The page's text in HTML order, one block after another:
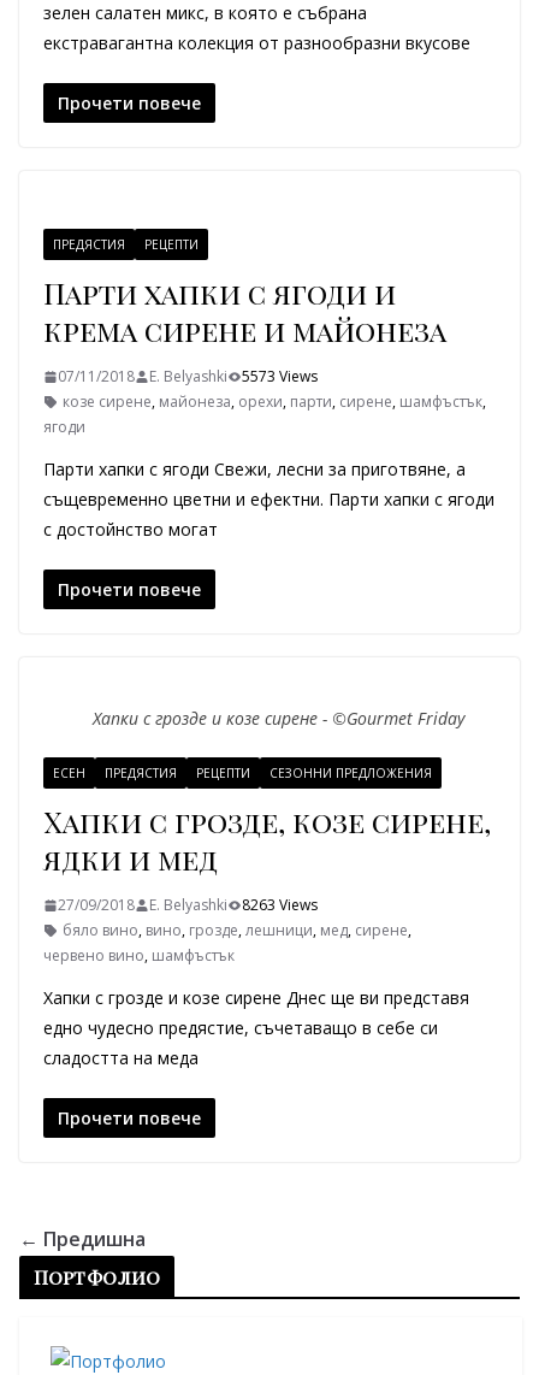
зелен салатен микс, в която е събрана
екстравагантна колекция от разнообразни вкусове
Прочети повече
ПРЕДЯСТИЯ РЕЦЕПТИ
Парти хапки с ягоди и
крема сирене и майонеза
07/11/2018 E. Belyashki
5573 Views
козе сирене, майонеза, орехи, парти, сирене, шамфъстък,
ягоди
Парти хапки с ягоди Свежи, лесни за приготвяне, а
същевременно цветни и ефектни. Парти хапки с ягоди
с достойнство могат
Прочети повече
Хапки с грозде и козе сирене - ©Gourmet Friday
ЕСЕН ПРЕДЯСТИЯ РЕЦЕПТИ СЕЗОННИ ПРЕДЛОЖЕНИЯ
Хапки с грозде, козе сирене,
ядки и мед
27/09/2018 E. Belyashki
8263 Views
бяло вино, вино, грозде,лешници, мед, сирене,
червено вино, шамфъстък
Хапки с грозде и козе сирене Днес ще ви представя
едно чудесно предястие, съчетаващо в себе си
сладостта на меда
Прочети повече
← Предишна
Портфолио